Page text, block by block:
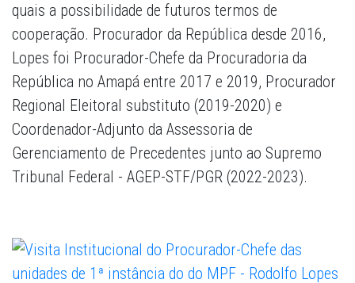
quais a possibilidade de futuros termos de
cooperação. Procurador da República desde 2016,
Lopes foi Procurador-Chefe da Procuradoria da
República no Amapá entre 2017 e 2019, Procurador
Regional Eleitoral substituto (2019-2020) e
Coordenador-Adjunto da Assessoria de
Gerenciamento de Precedentes junto ao Supremo
Tribunal Federal - AGEP-STF/PGR (2022-2023).